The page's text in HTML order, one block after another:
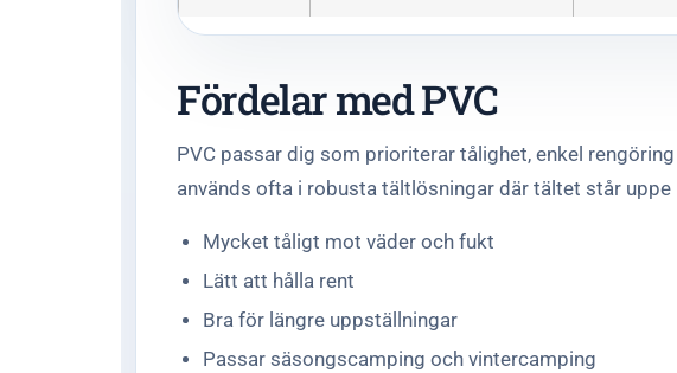
Fördelar med PVC
PVC passar dig som prioriterar tålighet, enkel
används ofta i robusta tältlösningar där tältet står uppe
Mycket tåligt mot väder och fukt
Lätt att hålla rent
Bra för längre uppställningar
Passar säsongscamping och vintercamping